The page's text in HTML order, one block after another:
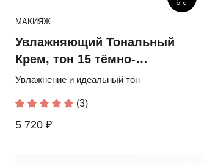
МАКИЯЖ
Увлажняющий Тональный
Крем, тон 15 тёмно-
коричневый
Увлажнение и идеальный тон
(3)
5 720 ₽